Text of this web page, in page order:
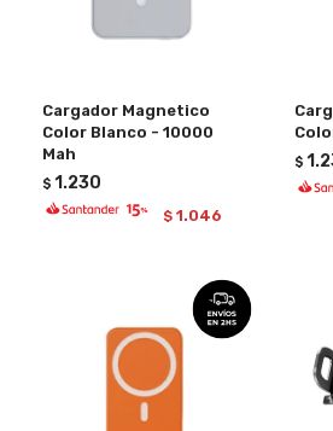
Cargador Magnetico
Color Blanco - 10000
Mah
$ 1.230
$ 1.046
$